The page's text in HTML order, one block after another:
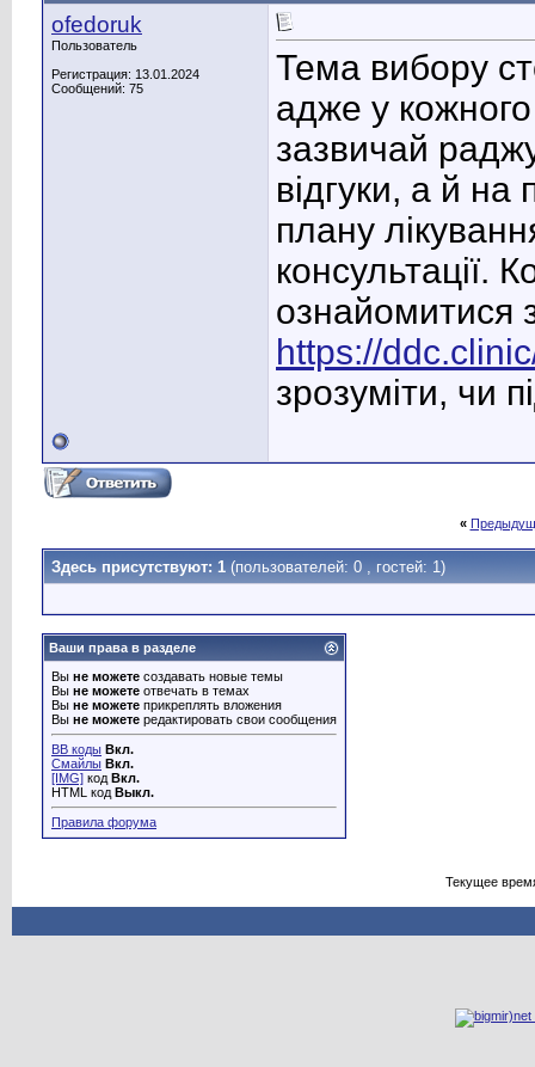
ofedoruk
Пользователь
Регистрация: 13.01.2024
Сообщений: 75
Тема вибору
адже у кожного
зазвичай
відгуки, а й на
плану
консультації.
ознайомитися
https://
зрозуміти, чи
«
Здесь присутствуют: 1 (пользователей: 0 , гостей: 1)
Ваши права в разделе
Вы не можете создавать новые темы
Вы не можете отвечать в темах
Вы не можете прикреплять вложения
Вы не можете редактировать свои сообщения
BB коды Вкл.
Смайлы Вкл.
[IMG] код Вкл.
HTML код Выкл.
Правила форума
Текущее